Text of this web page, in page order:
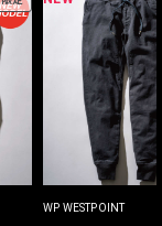
WP WESTPOINT